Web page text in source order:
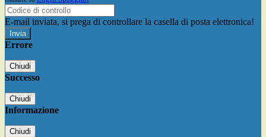
E-mail inviata, si prega di controllare la casella di posta elettronica!
Errore
Chiudi
Successo
Chiudi
Informazione
Chiudi